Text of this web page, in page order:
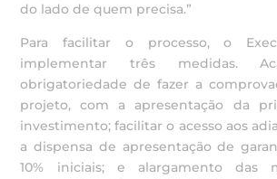
do lado de quem precisa.”
Para facilitar o processo, o
implementar três medidas.
obrigatoriedade de fazer a
projeto, com a apresentação da
investimento; facilitar o acesso aos
a dispensa de apresentação de
10% iniciais; e alargamento das